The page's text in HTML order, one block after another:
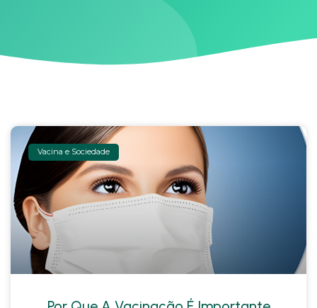
Vacina e Sociedade